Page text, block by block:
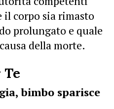
il corpo sia rimasto
prolungato e quale
della morte.
bimbo sparisce